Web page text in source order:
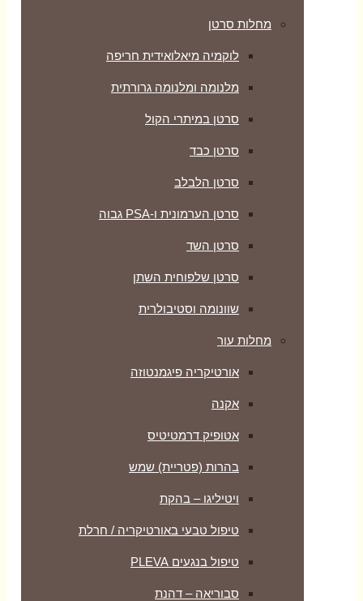
מחלות סרטן
לוקמיה מיאלואידית חריפה
מלנומה ומלנומה גרורתית
סרטן במיתרי הקול
סרטן כבד
סרטן הלבלב
סרטן הערמונית ו-PSA גבוה
סרטן השד
סרטן שלפוחית השתן
שוונומה וסטיבולרית
מחלות עור
אורטיקריה פיגמנטוזה
אקנה
אטופיק דרמטיטיס
בהרות (פטריית) שמש
ויטיליגו – בהקת
טיפול טבעי באורטיקריה / חרלת
טיפול בנגעים PLEVA
סבוריאה – דהנת